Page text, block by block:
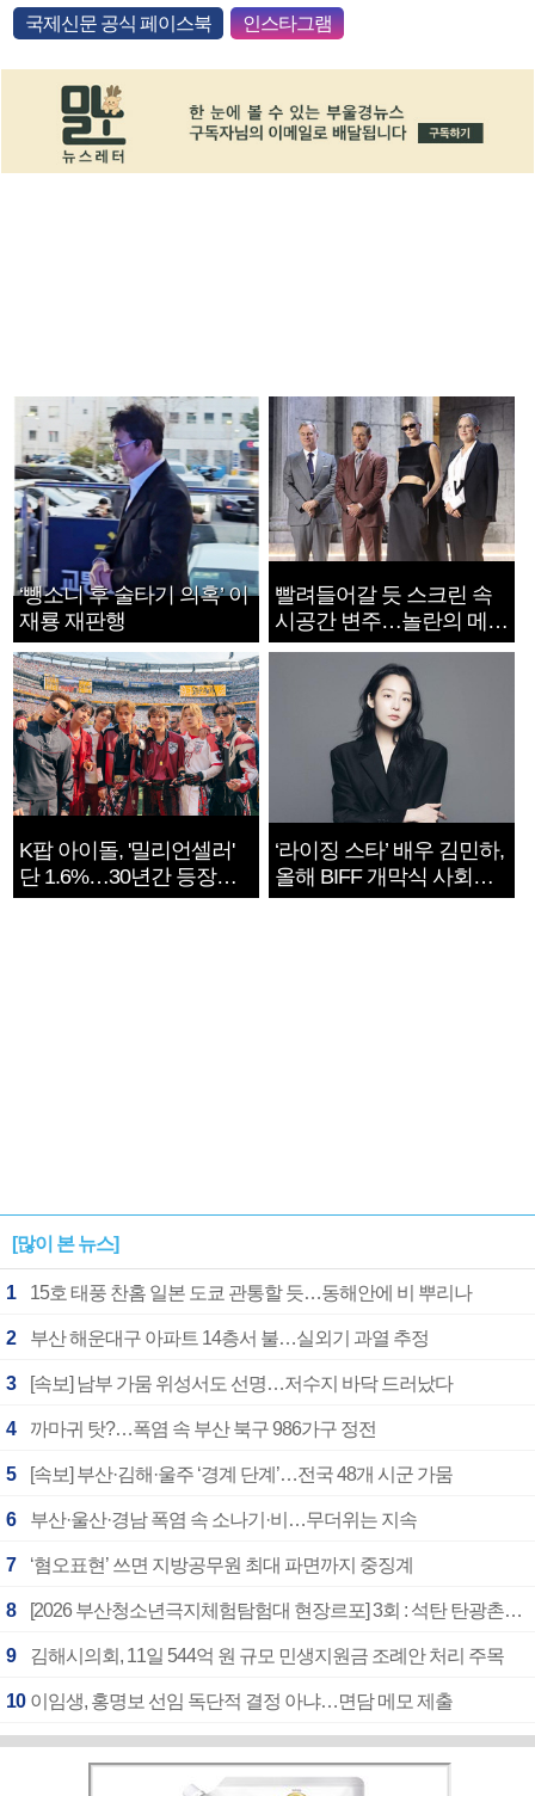
국제신문 공식 페이스북 인스타그램
‘뺑소니 후 술타기 의혹’ 이
재룡 재판행
빨려들어갈 듯 스크린 속
시공간 변주…놀란의 메시
지는 ‘전쟁 속죄’
K팝 아이돌, '밀리언셀러'
단 1.6%…30년간 등장
1182개팀 전수조사
‘라이징 스타’ 배우 김민하,
올해 BIFF 개막식 사회자
확정
[많이 본 뉴스]
1 15호 태풍 찬홈 일본 도쿄 관통할 듯…동해안에 비 뿌리나
2 부산 해운대구 아파트 14층서 불…실외기 과열 추정
3 [속보] 남부 가뭄 위성서도 선명…저수지 바닥 드러났다
4 까마귀 탓?…폭염 속 부산 북구 986가구 정전
5 [속보] 부산·김해·울주 ‘경계 단계’…전국 48개 시군 가뭄
6 부산·울산·경남 폭염 속 소나기·비…무더위는 지속
7 ‘혐오표현’ 쓰면 지방공무원 최대 파면까지 중징계
8 [2026 부산청소년극지체험탐험대 현장르포] 3회 : 석탄 탄광촌에서 북극 연구의 중심지로
9 김해시의회, 11일 544억 원 규모 민생지원금 조례안 처리 주목
10 이임생, 홍명보 선임 독단적 결정 아냐…면담 메모 제출